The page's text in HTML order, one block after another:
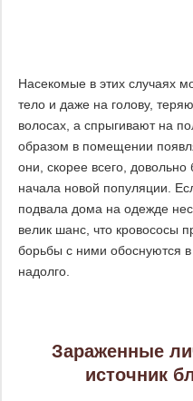
Насекомые в этих случаях
тело и даже на голову,
волосах, а спрыгивают на
образом в помещении
они, скорее всего, довольно
начала новой популяции.
подвала дома на одежде
велик шанс, что кровососы
борьбы с ними обоснуются
надолго.
Зараженные
источник